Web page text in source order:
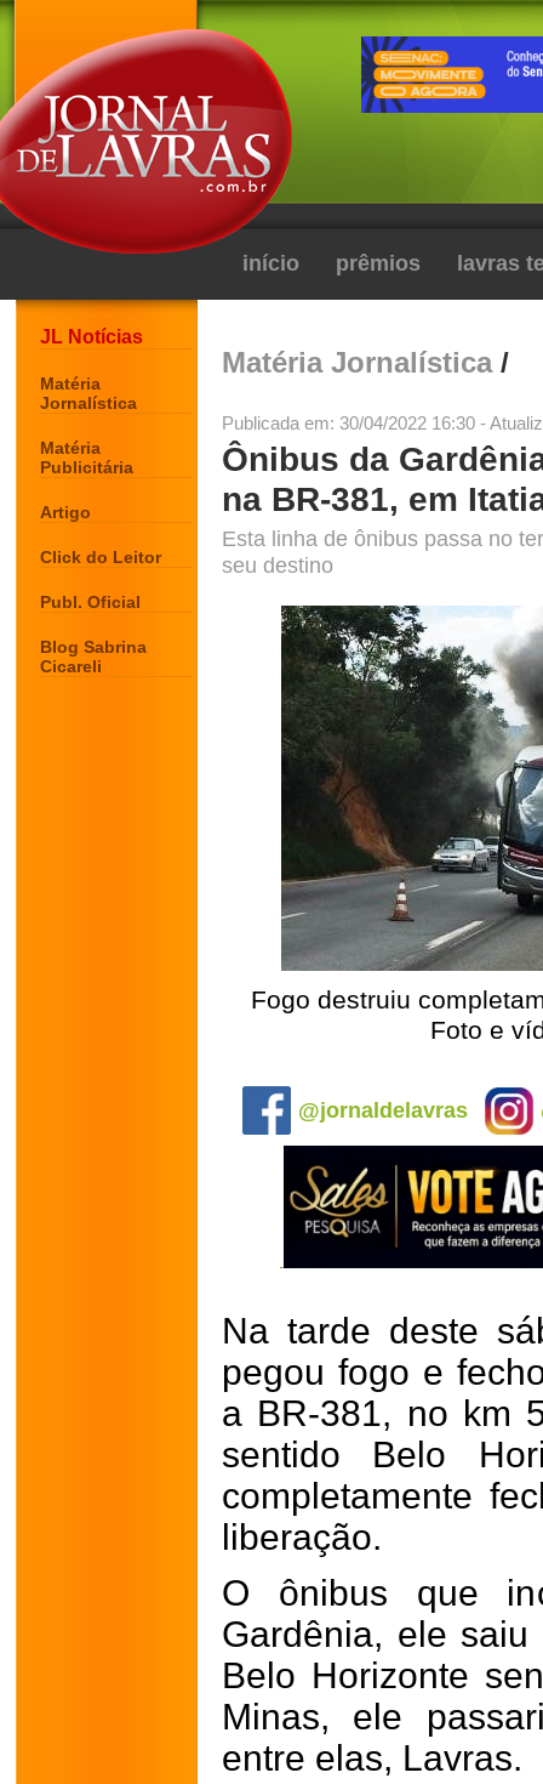
início prêmios lavras
JL Notícias
Matéria
Jornalística
Matéria
Publicitária
Artigo
Click do Leitor
Publ. Oficial
Blog Sabrina
Cicareli
Matéria Jornalística/
Publicada em: 30/04/2022 16:30 -
Ônibus da
na BR-381, em
Esta linha de ônibus passa no
seu destino
Fogo destruiu
Foto e
@jornaldelavras
Na tarde deste
pegou fogo e
a BR-381, no km
sentido Belo
completamente
liberação.
O ônibus que
Gardênia, ele
Belo Horizonte
Minas, ele
entre elas, Lavras.